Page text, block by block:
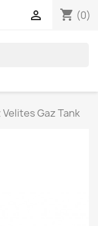
shopping_cart (0)

Gaz Tank